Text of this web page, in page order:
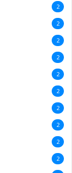
2
2
2
2
2
2
2
2
2
2